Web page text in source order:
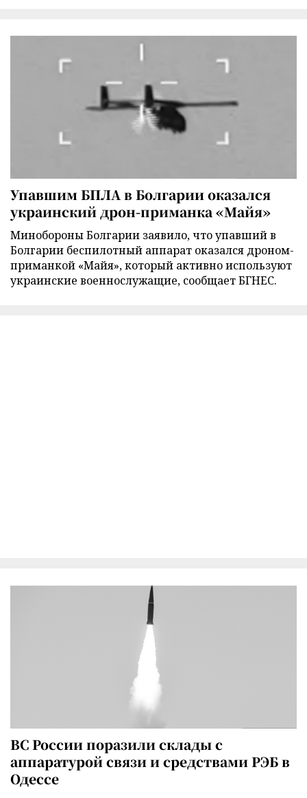
Упавшим БПЛА в Болгарии оказался
украинский дрон-приманка «Майя»
Минобороны Болгарии заявило, что упавший в
Болгарии беспилотный аппарат оказался дроном-
приманкой «Майя», который активно используют
украинские военнослужащие, сообщает БГНЕС.
ВС России поразили склады с
аппаратурой связи и средствами РЭБ в
Одессе